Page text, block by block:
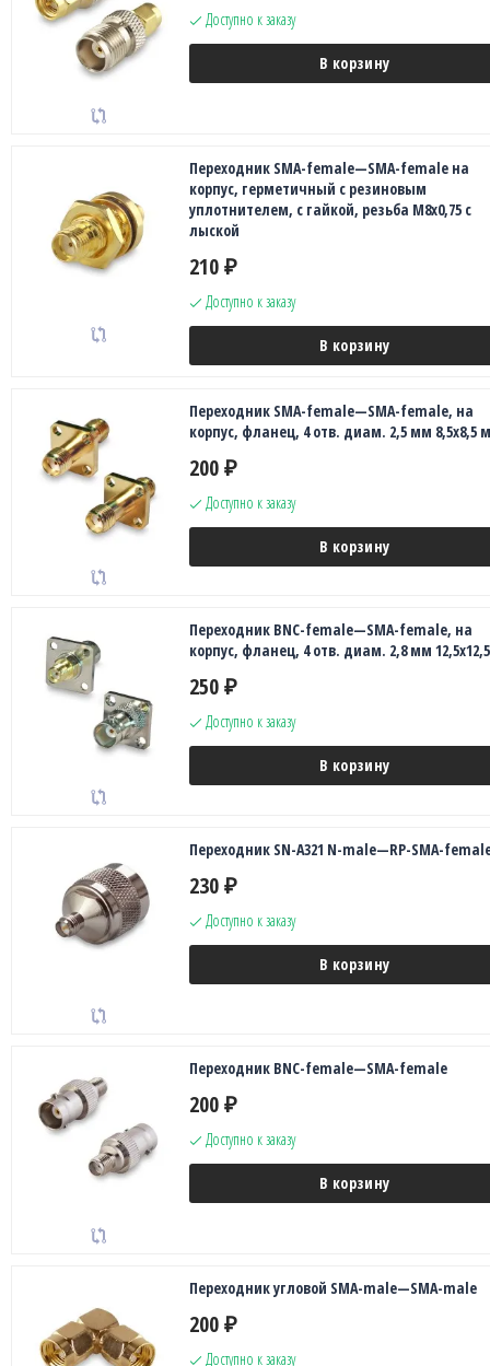
Доступно к заказу
В корзину
Переходник SMA-female—SMA-female на
корпус, герметичный с резиновым
уплотнителем, с гайкой, резьба М8х0,75 с
лыской
210 ₽
Доступно к заказу
В корзину
Переходник SMA-female—SMA-female, на
корпус, фланец, 4 отв. диам. 2,5 мм 8,5х8,5
200 ₽
Доступно к заказу
В корзину
Переходник BNC-female—SMA-female, на
корпус, фланец, 4 отв. диам. 2,8 мм
250 ₽
Доступно к заказу
В корзину
Переходник SN-A321 N-male—RP-SMA-
230 ₽
Доступно к заказу
В корзину
Переходник BNC-female—SMA-female
200 ₽
Доступно к заказу
В корзину
Переходник угловой SMA-male—SMA-male
200 ₽
Доступно к заказу